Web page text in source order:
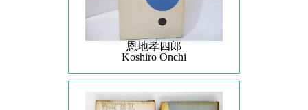
恩地孝四郎
Koshiro Onchi